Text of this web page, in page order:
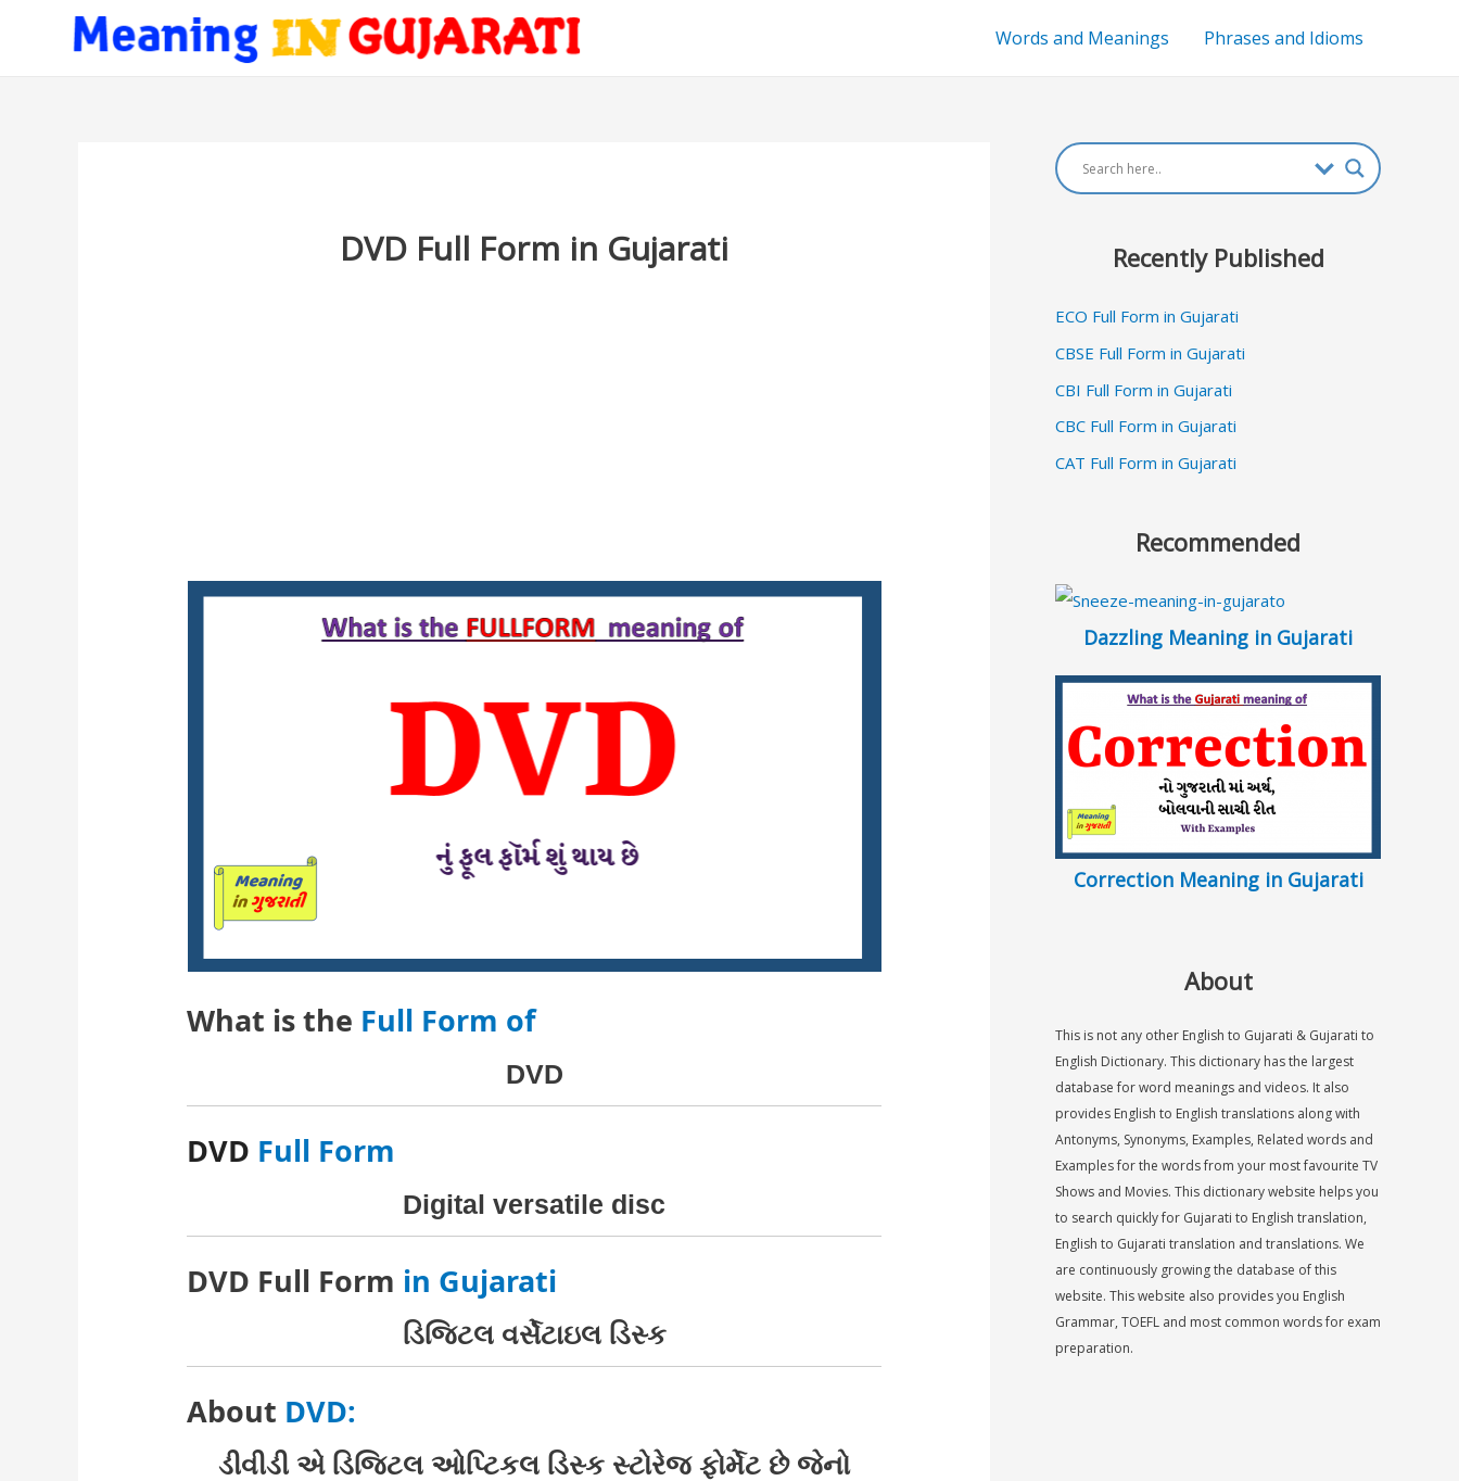
Words and Meanings Phrases and Idioms
DVD Full Form in Gujarati
What is the Full Form of
DVD
DVD Full Form
Digital versatile disc
DVD Full Form in Gujarati
ડિજિટલ વર્સેટાઇલ ડિસ્ક
About DVD:
ડીવીડી એ ડિજિટલ ઓપ્ટિકલ ડિસ્ક સ્ટોરેજ ફોર્મેટ છે જેનો
Recently Published
ECO Full Form in Gujarati
CBSE Full Form in Gujarati
CBI Full Form in Gujarati
CBC Full Form in Gujarati
CAT Full Form in Gujarati
Recommended
Dazzling Meaning in Gujarati
Correction Meaning in Gujarati
About
This is not any other English to Gujarati & Gujarati to
English Dictionary. This dictionary has the largest
database for word meanings and videos. It also
provides English to English translations along with
Antonyms, Synonyms, Examples, Related words and
Examples for the words from your most favourite TV
Shows and Movies. This dictionary website helps you
to search quickly for Gujarati to English translation,
English to Gujarati translation and translations. We
are continuously growing the database of this
website. This website also provides you English
Grammar, TOEFL and most common words for exam
preparation.